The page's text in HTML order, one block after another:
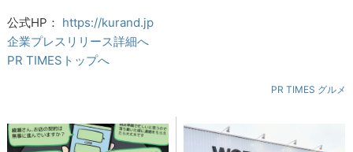
公式HP： https://kurand.jp
企業プレスリリース詳細へ
PR TIMESトップへ
PR TIMES グルメ